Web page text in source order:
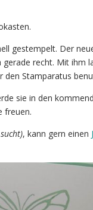
gestempelt. Der
recht. Mit ihm
den Stamparatus
sie in den
freuen.
, kann gern einen